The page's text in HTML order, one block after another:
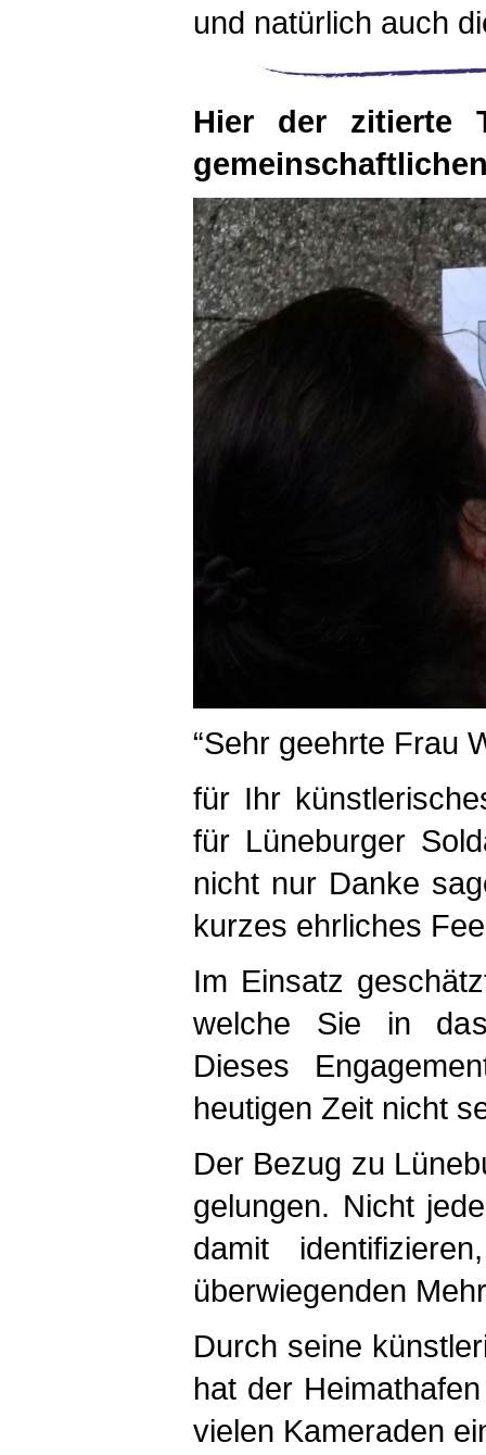
und natürlich auch
Hier der zitierte
“Sehr geehrte Frau
für Ihr
für Lüneburger
nicht nur Danke
kurzes ehrliches
Im Einsatz
welche Sie in
Dieses
heutigen Zeit nicht
Der Bezug zu
gelungen. Nicht
damit
überwiegenden
Durch seine
hat der
vielen Kameraden